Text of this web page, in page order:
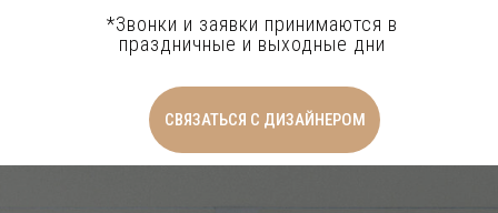
СВЯЗАТЬСЯ С ДИЗАЙНЕРОМ
*Звонки и заявки принимаются в
праздничные и выходные дни